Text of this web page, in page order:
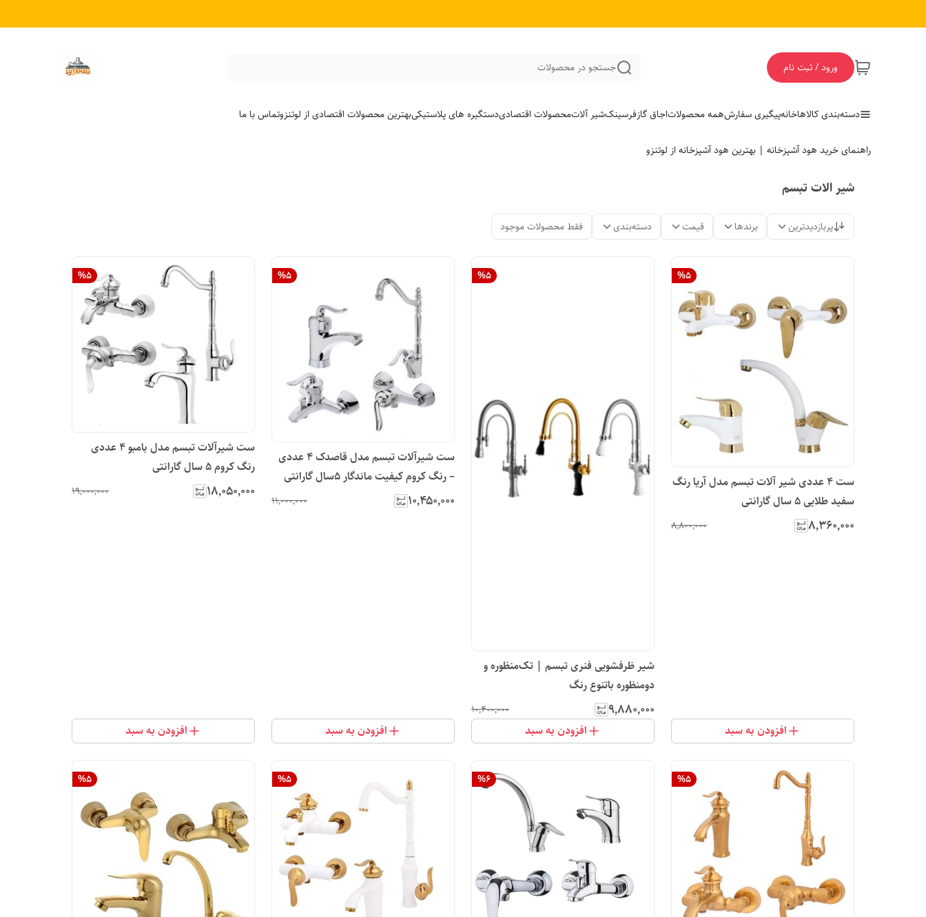
ورود / ثبت نام جستجو در محصولات
دسته‌بندی کالاهاخانهپیگیری سفارشهمه محصولاتاجاق گازفرسینکشیر آلاتمحصولات اقتصادیدستگیره های پلاستیکیبهترین محصولات اقتصادی از لوتنزوتماس با ما
راهنمای خرید هود آشپزخانه | بهترین هود آشپزخانه از لوتنزو
شیر الات تبسم
پربازدیدترین برندها قیمت دسته‌بندی فقط محصولات موجود
%5
ست 4 عددی شیر آلات تبسم مدل آریا رنگ
سفید طلایی 5 سال گارانتی
۸٬۳۶۰٬۰۰۰ ۸٬۸۰۰٬۰۰۰
افزودن به سبد
%5
شیر ظرفشویی فنری تبسم | تک‌منظوره و
دو‌منظوره باتنوع رنگ
۹٬۸۸۰٬۰۰۰ ۱۰٬۴۰۰٬۰۰۰
افزودن به سبد
%5
ست شیرآلات تبسم مدل قاصدک ۴ عددی
– رنگ کروم کیفیت ماندگار 5سال گارانتی
۱۰٬۴۵۰٬۰۰۰ ۱۱٬۰۰۰٬۰۰۰
افزودن به سبد
%5
ست شیرآلات تبسم مدل بامبو ۴ عددی
رنگ کروم 5 سال گارانتی
۱۸٬۰۵۰٬۰۰۰ ۱۹٬۰۰۰٬۰۰۰
افزودن به سبد
%5
%6
%5
%5